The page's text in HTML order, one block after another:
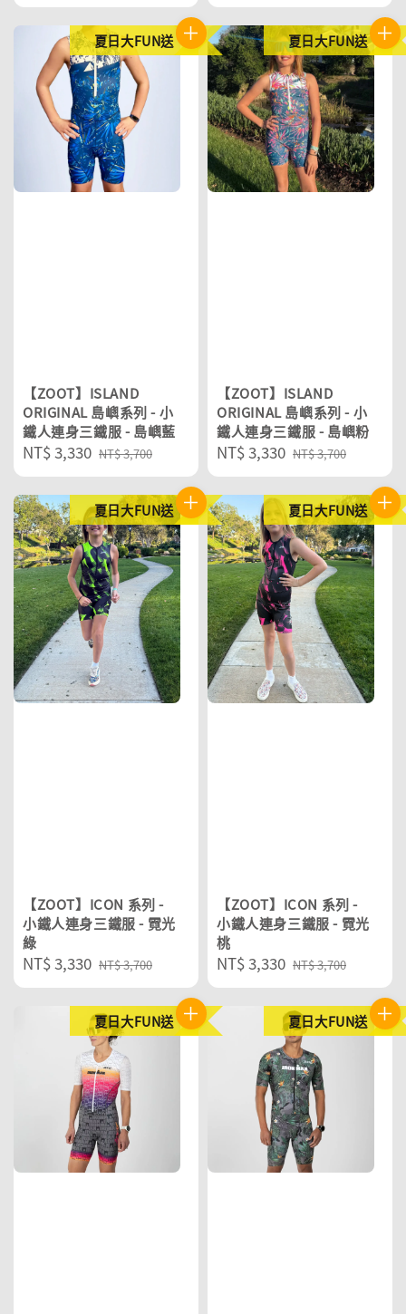
夏日大FUN送
【ZOOT】ISLAND
ORIGINAL 島嶼系列 - 小
鐵人連身三鐵服 - 島嶼藍
Sale
price
NT$ 3,330 Regular
price
NT$ 3,700
夏日大FUN送
【ZOOT】ISLAND
ORIGINAL 島嶼系列 - 小
鐵人連身三鐵服 - 島嶼粉
Sale
price
NT$ 3,330 Regular
price
NT$ 3,700
夏日大FUN送
【ZOOT】ICON 系列 -
小鐵人連身三鐵服 - 霓光
綠
Sale
price
NT$ 3,330 Regular
price
NT$ 3,700
夏日大FUN送
【ZOOT】ICON 系列 -
小鐵人連身三鐵服 - 霓光
桃
Sale
price
NT$ 3,330 Regular
price
NT$ 3,700
夏日大FUN送 夏日大FUN送